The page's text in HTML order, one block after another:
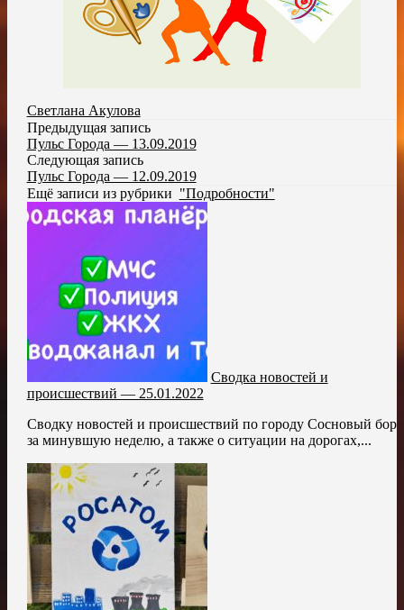
Светлана Акулова
Предыдущая запись
Пульс Города — 13.09.2019
Следующая запись
Пульс Города — 12.09.2019
Ещё записи из рубрики "Подробности"
Сводка новостей и
происшествий — 25.01.2022
Сводку новостей и происшествий по городу Сосновый бор
за минувшую неделю, а также о ситуации на дорогах,...